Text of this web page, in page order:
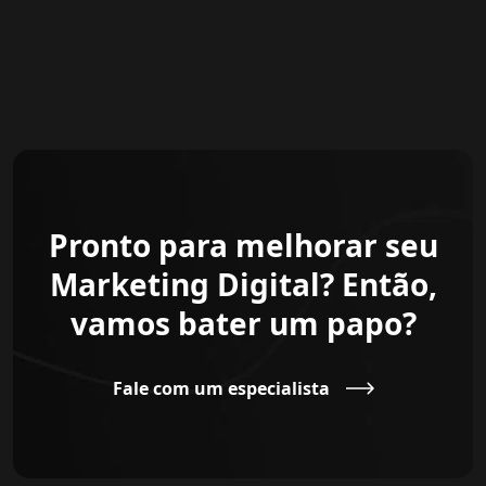
Pronto para melhorar seu
Marketing Digital? Então,
vamos bater um papo?
Fale com um especialista